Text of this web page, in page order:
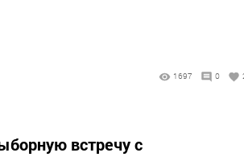
1697 0
встречу с